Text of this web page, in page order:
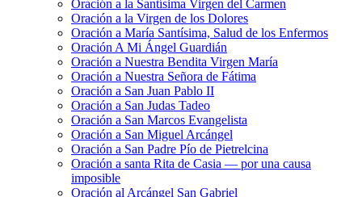
Oración a la Santísima Virgen del Carmen
Oración a la Virgen de los Dolores
Oración a María Santísima, Salud de los Enfermos
Oración A Mi Ángel Guardián
Oración a Nuestra Bendita Virgen María
Oración a Nuestra Señora de Fátima
Oración a San Juan Pablo II
Oración a San Judas Tadeo
Oración a San Marcos Evangelista
Oración a San Miguel Arcángel
Oración a San Padre Pío de Pietrelcina
Oración a santa Rita de Casia — por una causa
imposible
Oración al Arcángel San Gabriel